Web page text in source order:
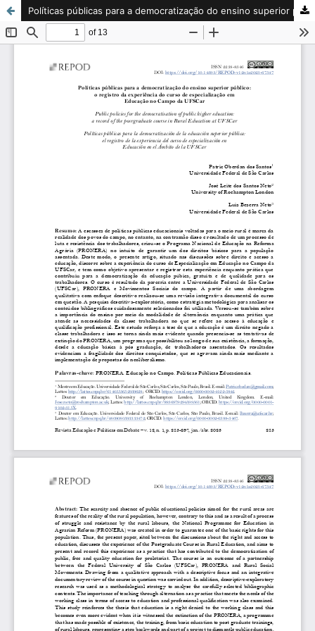
Políticas públicas para a democratização do ensino superior público: o registro da experiência do curso de especialização em Educação no Campo da UFSCar